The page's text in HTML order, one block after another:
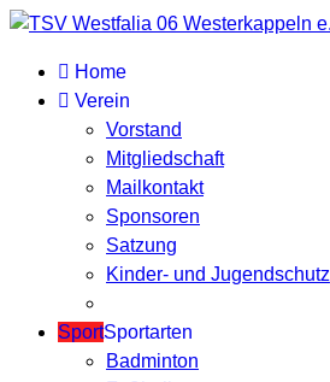
Home
Verein
Vorstand
Mitgliedschaft
Mailkontakt
Sponsoren
Satzung
Kinder- und Jugendschutz
SportSportarten
Badminton